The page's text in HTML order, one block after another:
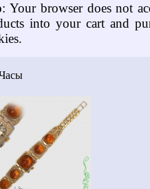
: Your browser does not
into your cart and